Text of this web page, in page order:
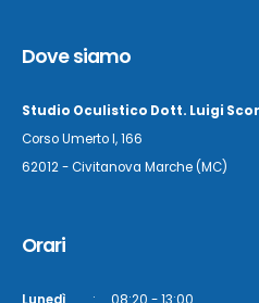
Dove siamo
Studio Oculistico Dott. Luigi
Corso Umerto I, 166
62012 - Civitanova Marche (MC)
Orari